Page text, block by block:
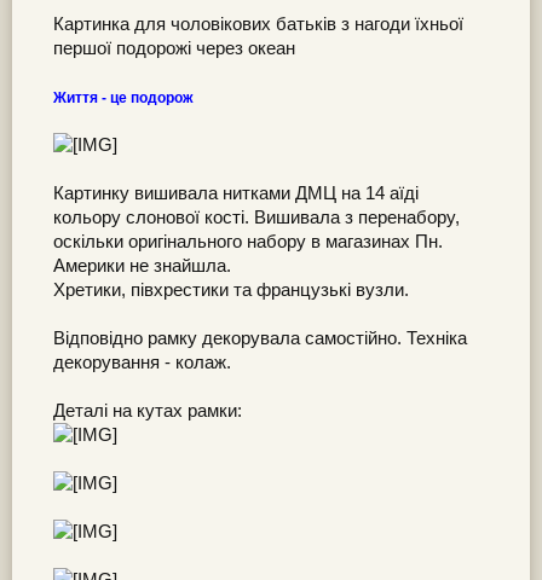
Картинка для чоловікових батьків з нагоди їхньої
першої подорожі через океан
Життя - це подорож
Картинку вишивала нитками ДМЦ на 14 аїді
кольору слонової кості. Вишивала з перенабору,
оскільки оригінального набору в магазинах Пн.
Америки не знайшла.
Хретики, півхрестики та французькі вузли.
Відповідно рамку декорувала самостійно. Техніка
декорування - колаж.
Деталі на кутах рамки: